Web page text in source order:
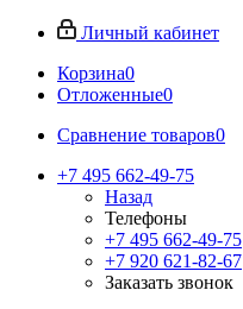
Личный кабинет
Корзина0
Отложенные0
Сравнение товаров0
+7 495 662-49-75
Назад
Телефоны
+7 495 662-49-75
+7 920 621-82-67
Заказать звонок